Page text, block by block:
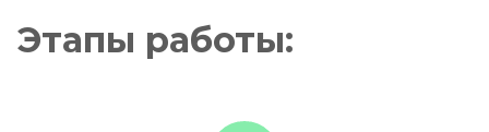
Этапы работы: